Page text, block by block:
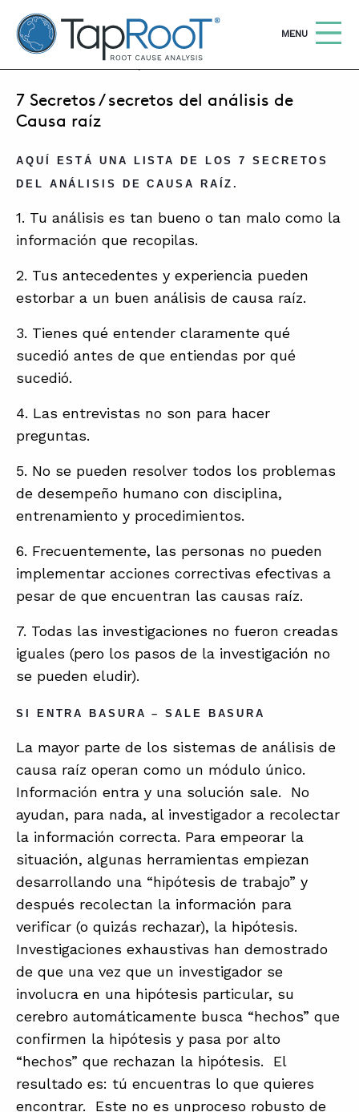
TapRooT® Root Cause Analysis
OPEN
MENU
ABOUT
CONTACT
SUPPORT
STORE
SEARCH THE SITE
WHY TAPROOT®
SOLUTIONS
COURSES
EQUIFACTOR®
SUMMIT
JANUARY 7, 2011 | MARK PARADIES
7 Secretos / secretos del análisis de
Causa raíz
AQUÍ ESTÁ UNA LISTA DE LOS 7 SECRETOS
DEL ANÁLISIS DE CAUSA RAÍZ.
1. Tu análisis es tan bueno o tan malo como la
información que recopilas.
2. Tus antecedentes y experiencia pueden
estorbar a un buen análisis de causa raíz.
3. Tienes qué entender claramente qué
sucedió antes de que entiendas por qué
sucedió.
4. Las entrevistas no son para hacer
preguntas.
5. No se pueden resolver todos los problemas
de desempeño humano con disciplina,
entrenamiento y procedimientos.
6. Frecuentemente, las personas no pueden
implementar acciones correctivas efectivas a
pesar de que encuentran las causas raíz.
7. Todas las investigaciones no fueron creadas
iguales (pero los pasos de la investigación no
se pueden eludir).
SI ENTRA BASURA – SALE BASURA
La mayor parte de los sistemas de análisis de
causa raíz operan como un módulo único.
Información entra y una solución sale. No
ayudan, para nada, al investigador a recolectar
la información correcta. Para empeorar la
situación, algunas herramientas empiezan
desarrollando una “hipótesis de trabajo” y
después recolectan la información para
verificar (o quizás rechazar), la hipótesis.
Investigaciones exhaustivas han demostrado
de que una vez que un investigador se
involucra en una hipótesis particular, su
cerebro automáticamente busca “hechos” que
confirmen la hipótesis y pasa por alto
“hechos” que rechazan la hipótesis. El
resultado es: tú encuentras lo que quieres
encontrar. Este no es unproceso robusto de